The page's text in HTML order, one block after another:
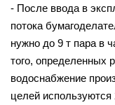
- После ввода в
потока
нужно до 9 т пара в
того, определенных
водоснабжение
целей